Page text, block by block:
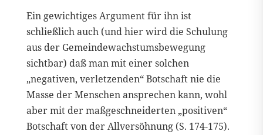
Ein gewichtiges Argument für ihn ist
schließlich auch (und hier wird die Schulung
aus der Gemeindewachstumsbewegung
sichtbar) daß man mit einer solchen
„negativen, verletzenden“ Botschaft nie die
Masse der Menschen ansprechen kann, wohl
aber mit der maßgeschneiderten „positiven“
Botschaft von der Allversöhnung (S. 174-175).